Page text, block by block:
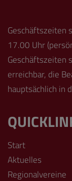
Geschäftszeiten
17.00 Uhr
Geschäftszeiten
erreichbar, die
hauptsächlich in
Start
Aktuelles
Regionalvereine